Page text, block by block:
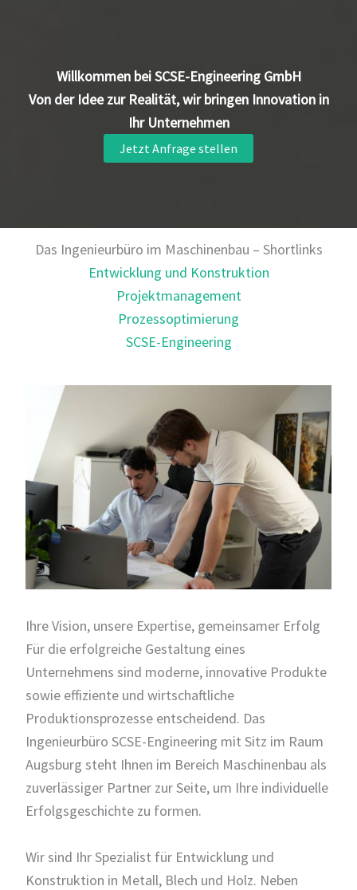
Willkommen bei SCSE-Engineering GmbH
Von der Idee zur Realität, wir bringen Innovation in
Ihr Unternehmen
Jetzt Anfrage stellen
Das Ingenieurbüro im Maschinenbau – Shortlinks
Entwicklung und Konstruktion
Projektmanagement
Prozessoptimierung
SCSE-Engineering
Ihre Vision, unsere Expertise, gemeinsamer Erfolg
Für die erfolgreiche Gestaltung eines
Unternehmens sind moderne, innovative Produkte
sowie effiziente und wirtschaftliche
Produktionsprozesse entscheidend. Das
Ingenieurbüro SCSE-Engineering mit Sitz im Raum
Augsburg steht Ihnen im Bereich Maschinenbau als
zuverlässiger Partner zur Seite, um Ihre individuelle
Erfolgsgeschichte zu formen.
Wir sind Ihr Spezialist für Entwicklung und
Konstruktion in Metall, Blech und Holz. Neben